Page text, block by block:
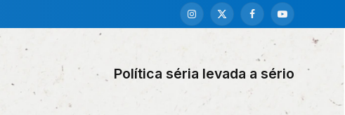
Instagram
X
FacebookYouTube
Política séria levada a sério